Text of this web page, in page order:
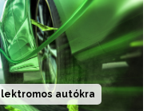
autókra